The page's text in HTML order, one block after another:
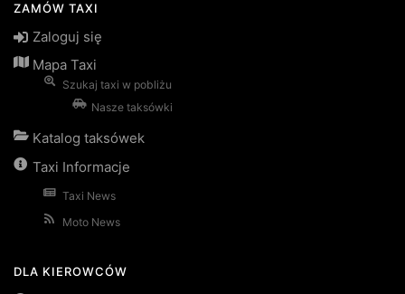
ZAMÓW TAXI
Zaloguj się
Mapa Taxi
Szukaj taxi w pobliżu
Nasze taksówki
Katalog taksówek
Taxi Informacje
Taxi News
Moto News
DLA KIEROWCÓW